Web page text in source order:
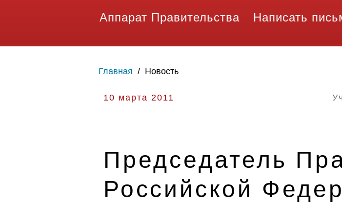
Аппарат Правительства
Написать
Главная / Новость
10 марта 2011
Председатель
Российской